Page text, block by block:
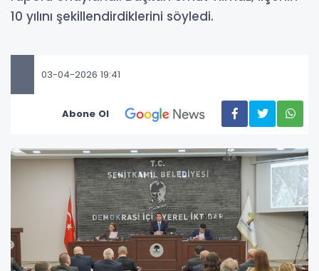
10 yılını şekillendirdiklerini söyledi.
03-04-2026 19:41
Abone Ol